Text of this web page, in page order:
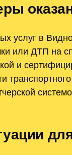
услуг в
или ДТП на
и